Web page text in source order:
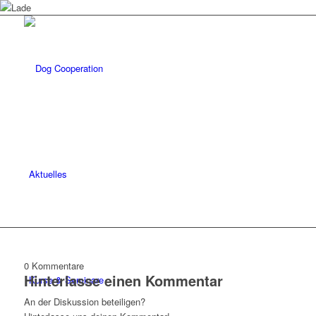
Aktuelles
Kurse & Seminare
0 Kommentare
Hinterlasse einen Kommentar
An der Diskussion beteiligen?